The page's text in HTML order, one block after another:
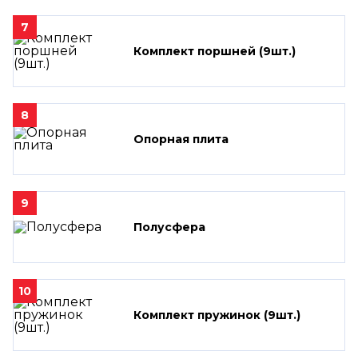
7
Комплект поршней (9шт.)
8
Опорная плита
9
Полусфера
10
Комплект пружинок (9шт.)